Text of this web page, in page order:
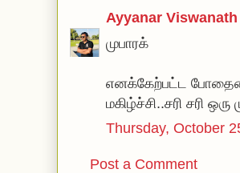
Ayyanar Viswanath
முபாரக்
எனக்கேற்பட்ட
மகிழ்ச்சி..சரி சரி
Thursday, October
Post a Comment